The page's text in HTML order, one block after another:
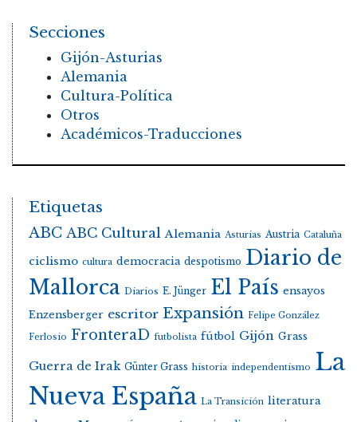
Secciones
Gijón-Asturias
Alemania
Cultura-Política
Otros
Académicos-Traducciones
Etiquetas
ABC ABC Cultural Alemania Asturias Austria Cataluña
ciclismo cultura democracia despotismo Diario de
Mallorca Diarios E. Jünger El País ensayos
Enzensberger escritor Expansión Felipe González
Ferlosio FronteraD futbolista fútbol Gijón Grass
Guerra de Irak Günter Grass historia independentismo La
Nueva España La Transición literatura